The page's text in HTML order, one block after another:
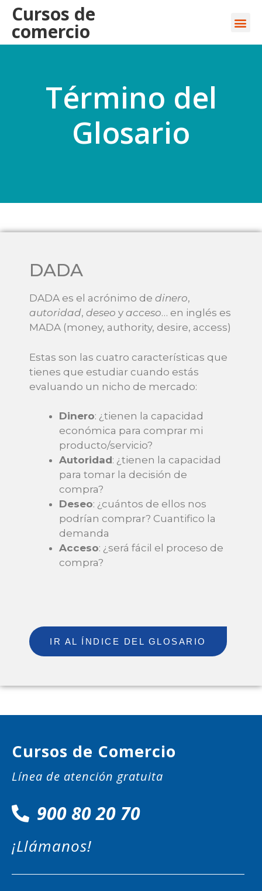
Cursos de
comercio
Término del
Glosario
DADA
DADA es el acrónimo de dinero,
autoridad, deseo y acceso… en inglés es
MADA (money, authority, desire, access)
Estas son las cuatro características que
tienes que estudiar cuando estás
evaluando un nicho de mercado:
Dinero: ¿tienen la capacidad
económica para comprar mi
producto/servicio?
Autoridad: ¿tienen la capacidad
para tomar la decisión de
compra?
Deseo: ¿cuántos de ellos nos
podrían comprar? Cuantifico la
demanda
Acceso: ¿será fácil el proceso de
compra?
IR AL ÍNDICE DEL GLOSARIO
Cursos de Comercio
Línea de atención gratuita
900 80 20 70
¡Llámanos!